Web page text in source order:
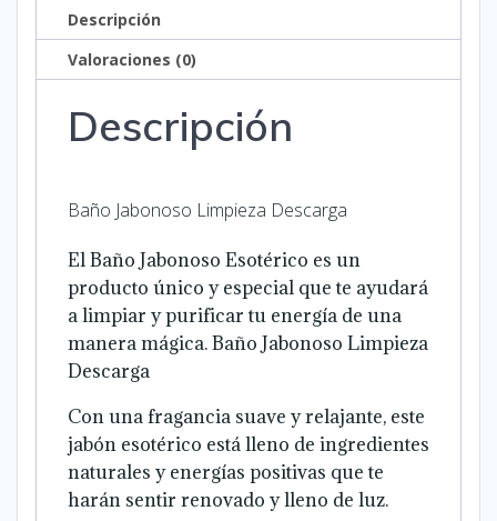
Descripción
Valoraciones (0)
Descripción
Baño Jabonoso Limpieza Descarga
El Baño Jabonoso Esotérico es un
producto único y especial que te ayudará
a limpiar y purificar tu energía de una
manera mágica.Baño Jabonoso Limpieza
Descarga
Con una fragancia suave y relajante, este
jabón esotérico está lleno de ingredientes
naturales y energías positivas que te
harán sentir renovado y lleno de luz.